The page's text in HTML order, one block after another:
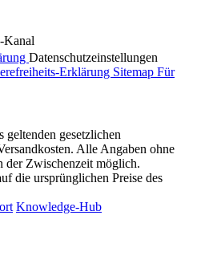
Kanal
Datenschutzeinstellungen
Erklärung Sitemap Für
gesetzlichen
Alle Angaben ohne
der Zwischenzeit möglich.
die ursprünglichen Preise des
Knowledge-Hub